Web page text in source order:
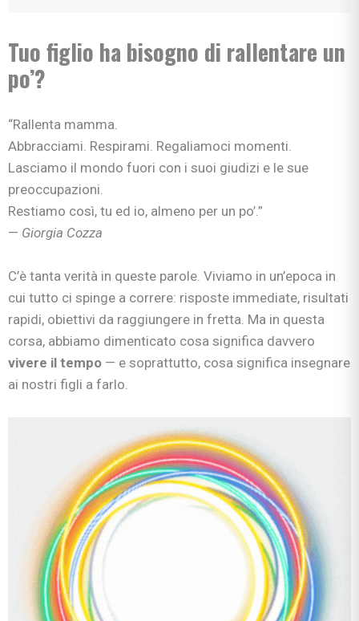
Tuo figlio ha bisogno di rallentare un
po’?
“Rallenta mamma.
Abbracciami. Respirami. Regaliamoci momenti.
Lasciamo il mondo fuori con i suoi giudizi e le sue
preoccupazioni.
Restiamo così, tu ed io, almeno per un po’.”
— Giorgia Cozza
C’è tanta verità in queste parole. Viviamo in un’epoca in
cui tutto ci spinge a correre: risposte immediate, risultati
rapidi, obiettivi da raggiungere in fretta. Ma in questa
corsa, abbiamo dimenticato cosa significa davvero
vivere il tempo — e soprattutto, cosa significa insegnare
ai nostri figli a farlo.